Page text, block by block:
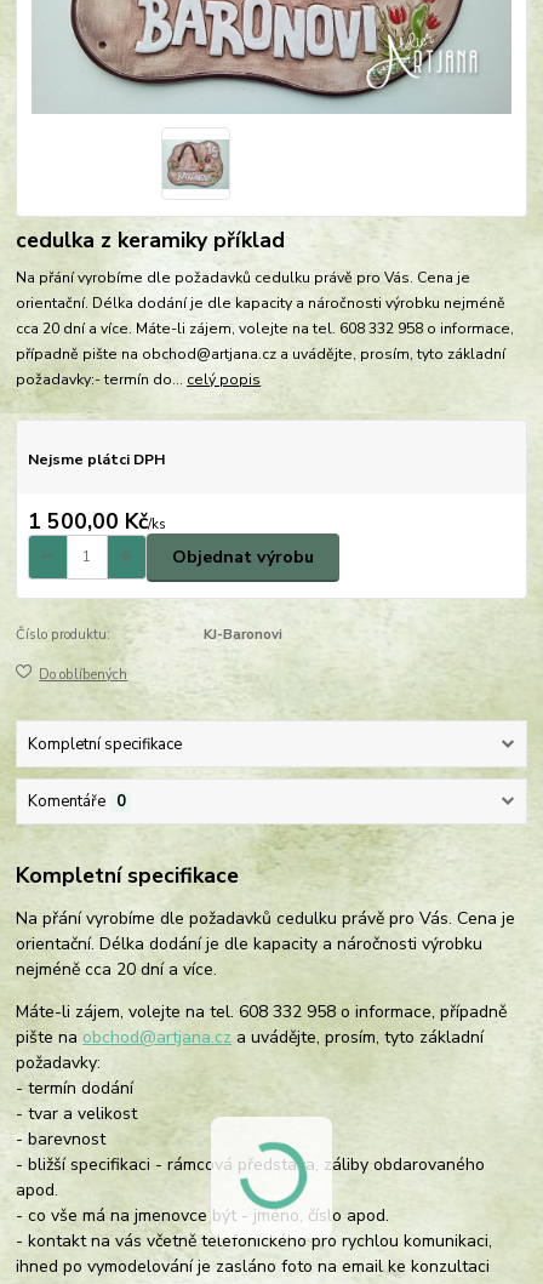
cedulka z keramiky příklad
Na přání vyrobíme dle požadavků cedulku právě pro Vás. Cena je
orientační. Délka dodání je dle kapacity a náročnosti výrobku nejméně
cca 20 dní a více. Máte-li zájem, volejte na tel. 608 332 958 o informace,
případně pište na obchod@artjana.cz a uvádějte, prosím, tyto základní
požadavky:- termín do... celý popis
Nejsme plátci DPH
1 500,00 Kč/ks
Objednat výrobu
Číslo produktu: KJ-Baronovi
Do oblíbených
Kompletní specifikace
Komentáře 0
Kompletní specifikace
Na přání vyrobíme dle požadavků cedulku právě pro Vás. Cena je
orientační. Délka dodání je dle kapacity a náročnosti výrobku
nejméně cca 20 dní a více.
Máte-li zájem, volejte na tel. 608 332 958 o informace, případně
pište naobchod@artjana.cz a uvádějte, prosím, tyto základní
požadavky:
- termín dodání
- tvar a velikost
- barevnost
- bližší specifikaci - rámcová představa, záliby obdarovaného
apod.
- co vše má na jmenovce být - jméno, číslo apod.
- kontakt na vás včetně telefonického pro rychlou komunikaci,
ihned po vymodelování je zasláno foto na email ke konzultaci